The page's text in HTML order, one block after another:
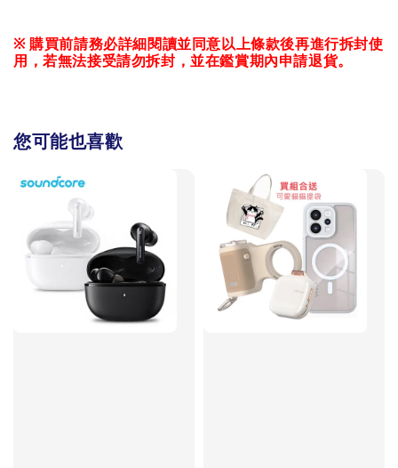
※ 購買前請務必詳細閱讀並同意以上條款後再進行拆封使
用，若無法接受請勿拆封，並在鑑賞期內申請退貨。
您可能也喜歡